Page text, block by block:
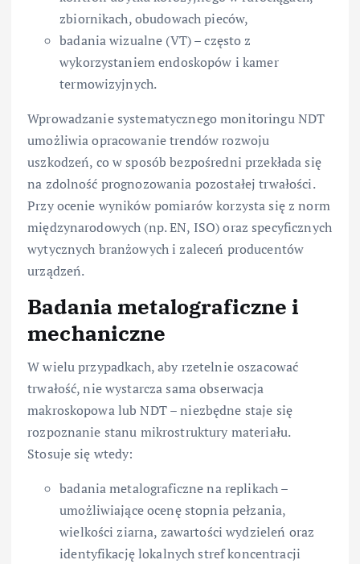
zbiornikach, obudowach pieców,
badania wizualne (VT) – często z
wykorzystaniem endoskopów i kamer
termowizyjnych.
Wprowadzanie systematycznego monitoringu NDT
umożliwia opracowanie trendów rozwoju
uszkodzeń, co w sposób bezpośredni przekłada się
na zdolność prognozowania pozostałej trwałości.
Przy ocenie wyników pomiarów korzysta się z norm
międzynarodowych (np. EN, ISO) oraz specyficznych
wytycznych branżowych i zaleceń producentów
urządzeń.
Badania metalograficzne i
mechaniczne
W wielu przypadkach, aby rzetelnie oszacować
trwałość, nie wystarcza sama obserwacja
makroskopowa lub NDT – niezbędne staje się
rozpoznanie stanu mikrostruktury materiału.
Stosuje się wtedy:
badania metalograficzne na replikach –
umożliwiające ocenę stopnia pełzania,
wielkości ziarna, zawartości wydzieleń oraz
identyfikację lokalnych stref koncentracji